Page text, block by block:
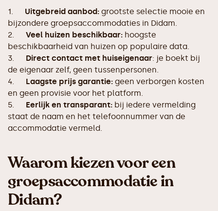
1. Uitgebreid aanbod: grootste selectie mooie en
bijzondere groepsaccommodaties in Didam.
2. Veel huizen beschikbaar: hoogste
beschikbaarheid van huizen op populaire data.
3. Direct contact met huiseigenaar: je boekt bij
de eigenaar zelf, geen tussenpersonen.
4. Laagste prijs garantie: geen verborgen kosten
en geen provisie voor het platform.
5. Eerlijk en transparant: bij iedere vermelding
staat de naam en het telefoonnummer van de
accommodatie vermeld.
Waarom kiezen voor een
groepsaccommodatie in
Didam?